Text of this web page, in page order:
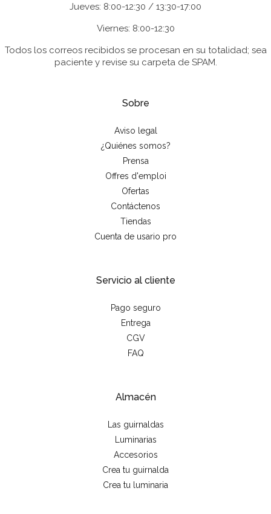
Jueves: 8:00-12:30 / 13:30-17:00
Viernes: 8:00-12:30
Todos los correos recibidos se procesan en su totalidad; sea
paciente y revise su carpeta de SPAM.
Sobre
Aviso legal
¿Quiénes somos?
Prensa
Offres d'emploi
Ofertas
Contáctenos
Tiendas
Cuenta de usario pro
Servicio al cliente
Pago seguro
Entrega
CGV
FAQ
Almacén
Las guirnaldas
Luminarias
Accesorios
Crea tu guirnalda
Crea tu luminaria